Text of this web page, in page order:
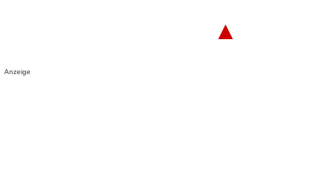
▲
Anzeige